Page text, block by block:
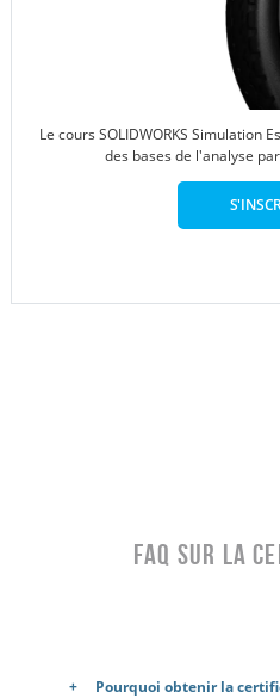
Le cours SOLIDWORKS Simulation
des bases de l'analyse
FAQ sur la
Pourquoi obtenir la